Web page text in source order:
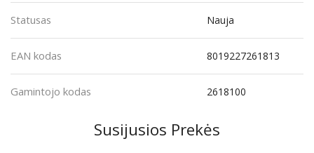
Statusas Nauja
EAN kodas 8019227261813
Gamintojo kodas 2618100
Susijusios Prekės